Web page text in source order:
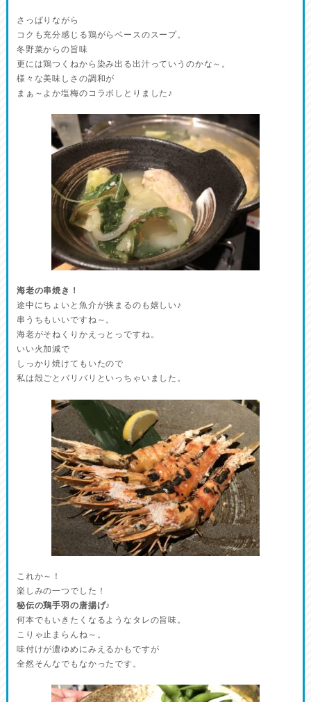
さっぱりながら
コクも充分感じる鶏がらベースのスープ。
冬野菜からの旨味
更には鶏つくねから染み出る出汁っていうのかな～。
様々な美味しさの調和が
まぁ～よか塩梅のコラボしとりました♪
海老の串焼き！
途中にちょいと魚介が挟まるのも嬉しい♪
串うちもいいですね～。
海老がそねくりかえっとっですね。
いい火加減で
しっかり焼けてもいたので
私は殻ごとバリバリといっちゃいました。
これか～！
楽しみの一つでした！
秘伝の鶏手羽の唐揚げ♪
何本でもいきたくなるようなタレの旨味。
こりゃ止まらんね～。
味付けが濃ゆめにみえるかもですが
全然そんなでもなかったです。